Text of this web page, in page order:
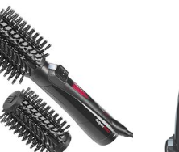
DÉTAILS